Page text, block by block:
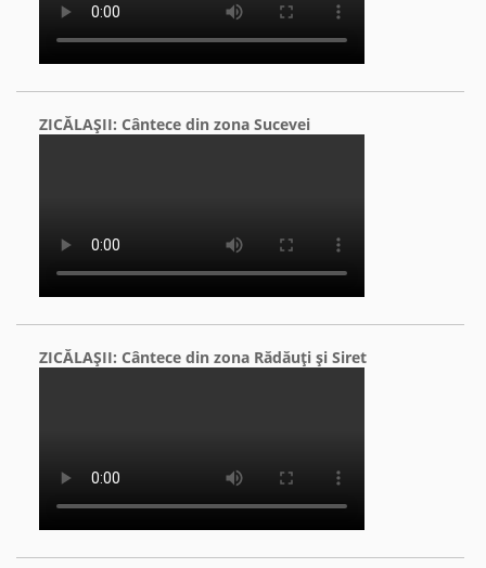
ZICĂLAŞII: Cântece din zona Sucevei
ZICĂLAŞII: Cântece din zona Rădăuţi şi Siret